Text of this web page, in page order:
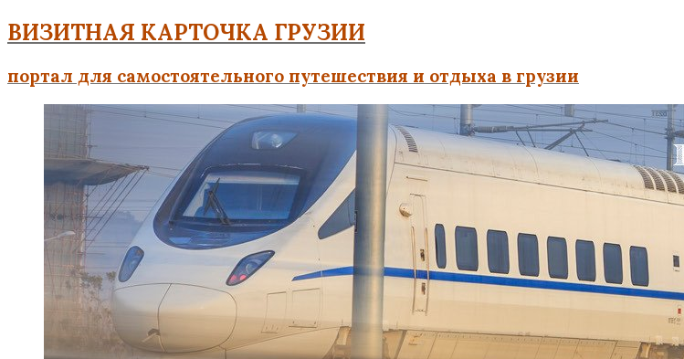
ВИЗИТНАЯ КАРТОЧКА ГРУЗИИ
портал для самостоятельного путешествия и отдыха в грузии